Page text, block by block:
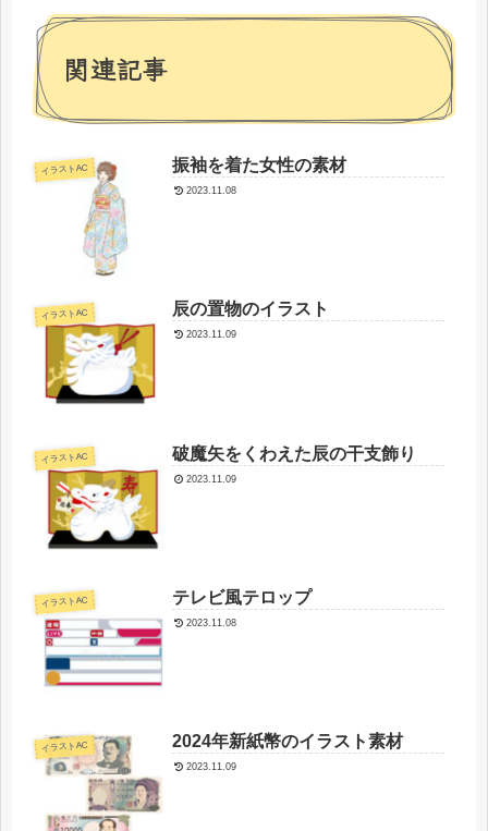
関連記事
イラストAC 振袖を着た女性の素材
2023.11.08
イラストAC 辰の置物のイラスト
2023.11.09
イラストAC 破魔矢をくわえた辰の干支飾り
2023.11.09
イラストAC テレビ風テロップ
2023.11.08
イラストAC 2024年新紙幣のイラスト素材
2023.11.09